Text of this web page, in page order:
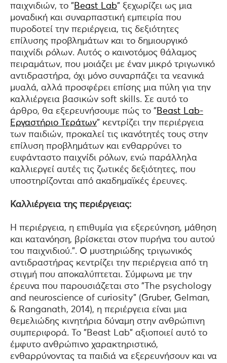
παιχνιδιών, το " Beast Lab" ξεχωρίζει ως μια
μοναδική και συναρπαστική εμπειρία που
πυροδοτεί την περιέργεια, τις δεξιότητες
επίλυσης προβλημάτων και το δημιουργικό
παιχνίδι ρόλων. Αυτός ο καινοτόμος θάλαμος
πειραμάτων, που μοιάζει με έναν μικρό τριγωνικό
αντιδραστήρα, όχι μόνο συναρπάζει τα νεανικά
μυαλά, αλλά προσφέρει επίσης μια πύλη για την
καλλιέργεια βασικών soft skills. Σε αυτό το
άρθρο, θα εξερευνήσουμε πώς το " Beast Lab-
Εργαστήριο Τεράτων" κεντρίζει την περιέργεια
των παιδιών, προκαλεί τις ικανότητές τους στην
επίλυση προβλημάτων και ενθαρρύνει το
ευφάνταστο παιχνίδι ρόλων, ενώ παράλληλα
καλλιεργεί αυτές τις ζωτικές δεξιότητες, που
υποστηρίζονται από ακαδημαϊκές έρευνες.
Καλλιέργεια της περιέργειας:
Η περιέργεια, η επιθυμία για εξερεύνηση, μάθηση
και κατανόηση, βρίσκεται στον πυρήνα του αυτού
του παιχνιδιού.". Ο μυστηριώδης τριγωνικός
αντιδραστήρας κεντρίζει την περιέργεια από τη
στιγμή που αποκαλύπτεται. Σύμφωνα με την
έρευνα που παρουσιάζεται στο "The psychology
and neuroscience of curiosity" (Gruber, Gelman,
& Ranganath, 2014), η περιέργεια είναι μια
θεμελιώδης κινητήρια δύναμη στην ανθρώπινη
συμπεριφορά. Το "Beast Lab" αξιοποιεί αυτό το
έμφυτο ανθρώπινο χαρακτηριστικό,
ενθαρρύνοντας τα παιδιά να εξερευνήσουν και να